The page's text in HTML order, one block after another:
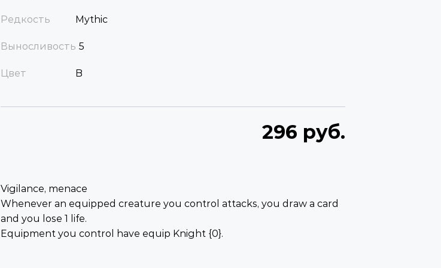
Редкость Mythic
Выносливость 5
Цвет B
296 руб.
Vigilance, menace
Whenever an equipped creature you control attacks, you draw a card
and you lose 1 life.
Equipment you control have equip Knight {0}.